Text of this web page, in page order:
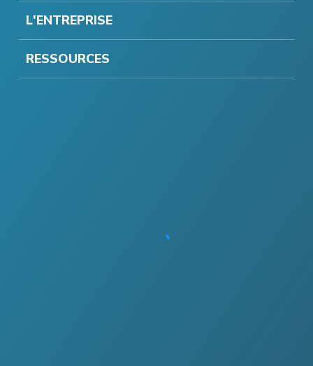
L'ENTREPRISE
RESSOURCES